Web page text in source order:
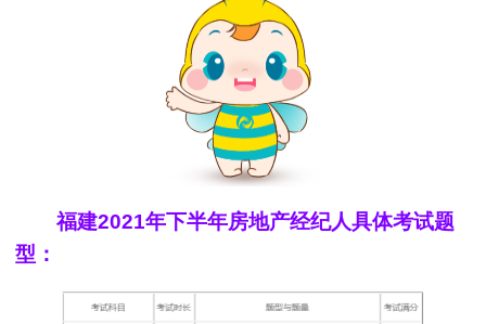
福建2021年下半年房地产经纪人具体考试题
型：